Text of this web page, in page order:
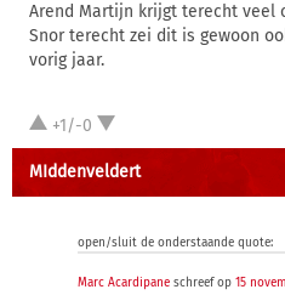
Arend Martijn krijgt terecht veel
Snor terecht zei dit is gewoon
vorig jaar.
+1/-0
MIddenveldert
open/sluit de onderstaande quote:
Marc Acardipane schreef op 15